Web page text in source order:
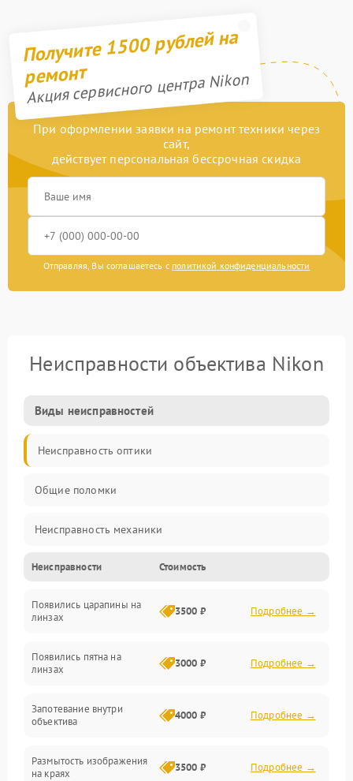
Получите 1500 рублей на
ремонт
Акция сервисного центра Nikon
При оформлении заявки на ремонт техники через
сайт,
действует персональная бессрочная скидка
Отправляя, Вы соглашаетесь с политикой конфиденциальности
Неисправности объектива Nikon
Виды неисправностей
Неисправность оптики
Общие поломки
Неисправность механики
Неисправность электроники (если объектив с мотором/
Прочие неисправности
Неисправности Стоимость
Появились царапины на
линзах
3500 ₽ Подробнее →
Появились пятна на
линзах
3000 ₽ Подробнее →
Запотевание внутри
объектива
4000 ₽ Подробнее →
Размытость изображения
на краях
3500 ₽ Подробнее →